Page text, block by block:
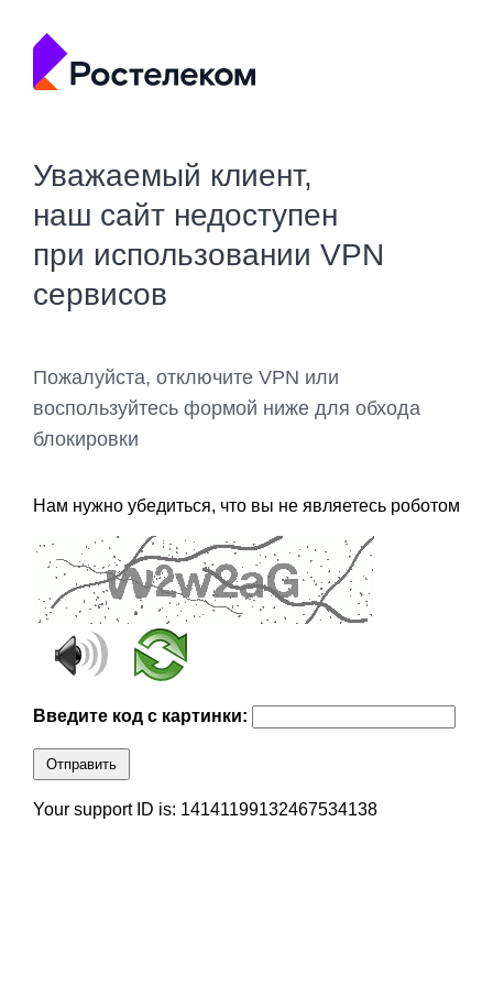
Уважаемый клиент,
наш сайт недоступен
при использовании VPN
сервисов
Пожалуйста, отключите VPN или
воспользуйтесь формой ниже для обхода
блокировки
Нам нужно убедиться, что вы не являетесь роботом
Введите код с картинки:
Отправить
Your support ID is: 14141199132467534138